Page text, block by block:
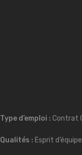
Type d’emploi : Contrat
Qualités : Esprit